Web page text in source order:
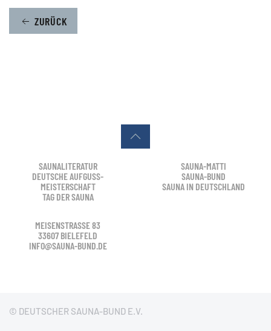
ZURÜCK
SAUNALITERATUR
DEUTSCHE AUFGUSS-
MEISTERSCHAFT
TAG DER SAUNA
SAUNA-MATTI
SAUNA-BUND
SAUNA IN DEUTSCHLAND
MEISENSTRASSE 83
33607 BIELEFELD
INFO@SAUNA-BUND.DE
© DEUTSCHER SAUNA-BUND E.V.